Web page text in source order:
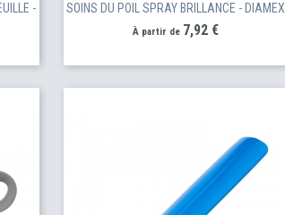
-
SOINS DU POIL SPRAY BRILLANCE - DIAMEX
À partir de Prix
7,92 €